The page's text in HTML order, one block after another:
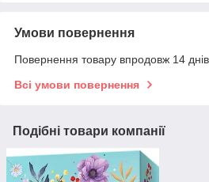
Умови повернення
Повернення товару впродовж 14
Всі умови повернення
Подібні товари компанії